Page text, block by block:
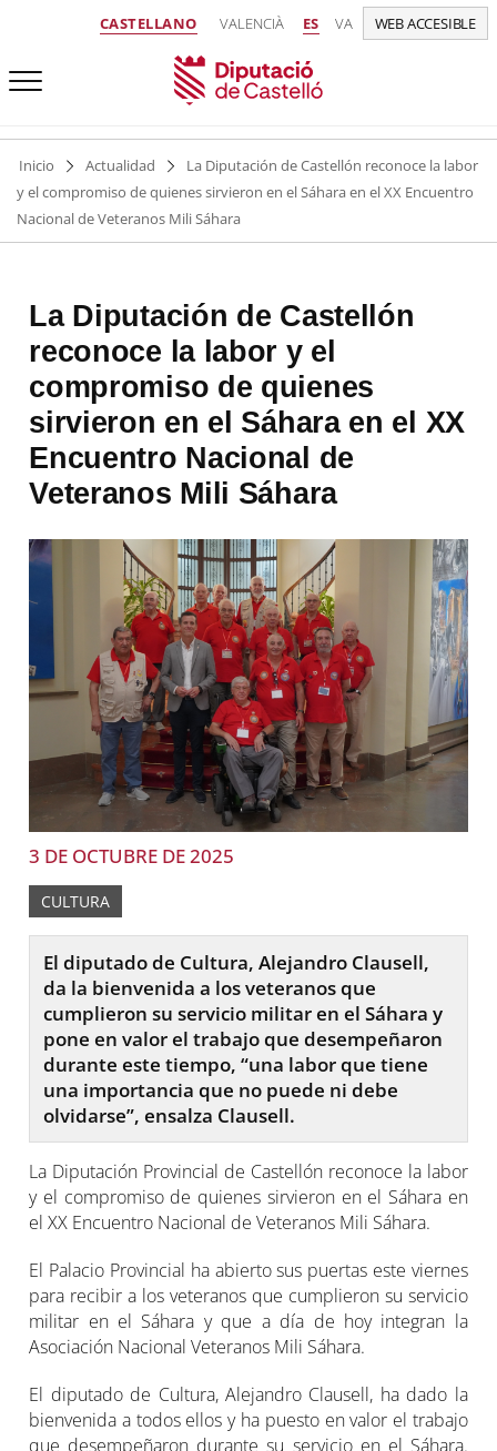
CASTELLANO VALENCIÀ ES VA WEB ACCESIBLE
Inicio Actualidad
La Diputación de Castellón reconoce la labor
y el compromiso de quienes sirvieron en el Sáhara en el XX Encuentro
Nacional de Veteranos Mili Sáhara
La Diputación de Castellón
reconoce la labor y el
compromiso de quienes
sirvieron en el Sáhara en el XX
Encuentro Nacional de
Veteranos Mili Sáhara
3 DE OCTUBRE DE 2025
CULTURA
El diputado de Cultura, Alejandro Clausell,
da la bienvenida a los veteranos que
cumplieron su servicio militar en el Sáhara y
pone en valor el trabajo que desempeñaron
durante este tiempo, “una labor que tiene
una importancia que no puede ni debe
olvidarse”, ensalza Clausell.
La Diputación Provincial de Castellón reconoce la labor
y el compromiso de quienes sirvieron en el Sáhara en
el XX Encuentro Nacional de Veteranos Mili Sáhara.
El Palacio Provincial ha abierto sus puertas este viernes
para recibir a los veteranos que cumplieron su servicio
militar en el Sáhara y que a día de hoy integran la
Asociación Nacional Veteranos Mili Sáhara.
El diputado de Cultura, Alejandro Clausell, ha dado la
bienvenida a todos ellos y ha puesto en valor el trabajo
que desempeñaron durante su servicio en el Sáhara.